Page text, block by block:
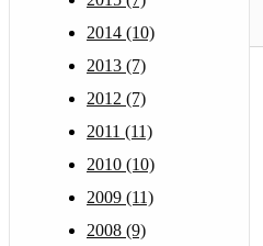
2014 (10)
2013 (7)
2012 (7)
2011 (11)
2010 (10)
2009 (11)
2008 (9)